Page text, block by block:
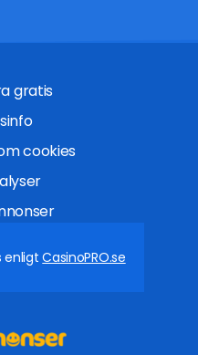
gratis
cookies
enligtCasinoPRO.se